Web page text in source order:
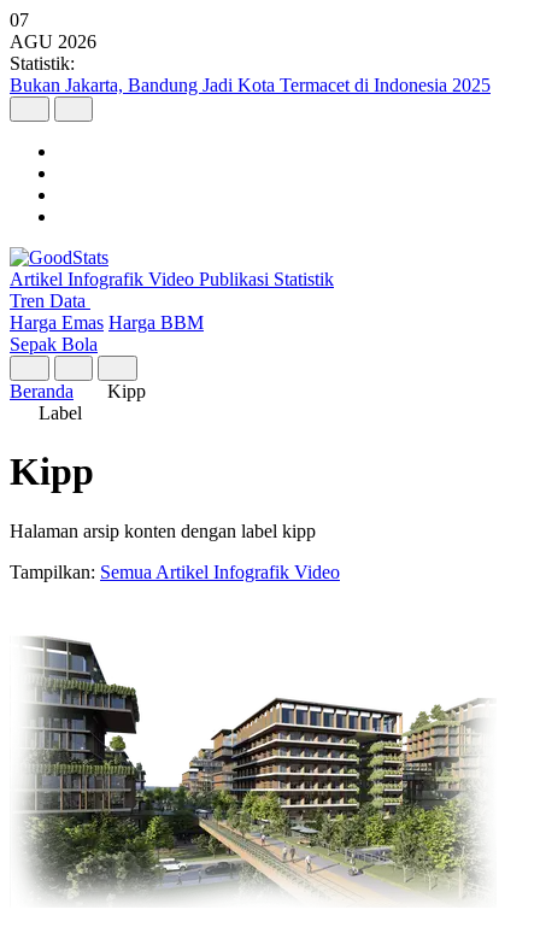
07
AGU 2026
Statistik:
Bukan Jakarta, Bandung Jadi Kota Termacet di Indonesia 2025
Artikel Infografik Video Publikasi Statistik
Tren Data
Harga Emas Harga BBM
Sepak Bola
Beranda
Kipp
Label
Kipp
Halaman arsip konten dengan label kipp
Tampilkan: Semua Artikel Infografik Video